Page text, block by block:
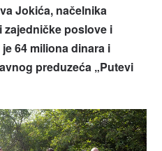
Jokića, načelnika
zajedničke poslove i
64 miliona dinara i
preduzeća „Putevi